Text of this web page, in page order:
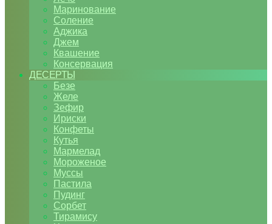
Маринование
Соление
Аджика
Джем
Квашение
Консервация
ДЕСЕРТЫ
Безе
Желе
Зефир
Ириски
Конфеты
Кутья
Мармелад
Мороженое
Муссы
Пастила
Пудинг
Сорбет
Тирамису